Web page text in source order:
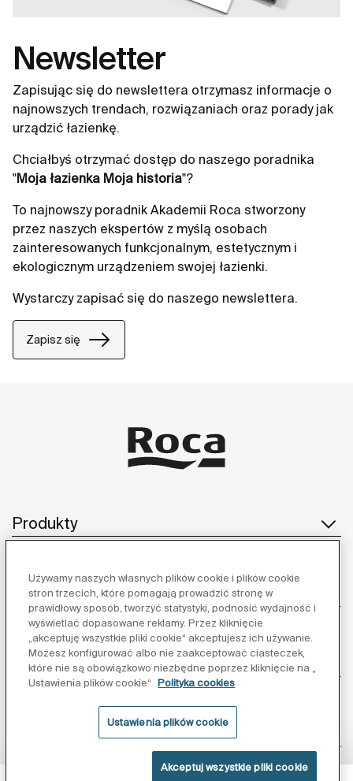
Newsletter
Zapisując się do newslettera otrzymasz informacje o
najnowszych trendach, rozwiązaniach oraz porady jak
urządzić łazienkę.
Chciałbyś otrzymać dostęp do naszego poradnika
"Moja łazienka Moja historia"?
To najnowszy poradnik Akademii Roca stworzony
przez naszych ekspertów z myślą osobach
zainteresowanych funkcjonalnym, estetycznym i
ekologicznym urządzeniem swojej łazienki.
Wystarczy zapisać się do naszego newslettera.
Zapisz się
Produkty
Obsługa klienta
O nas
Obserwuj nas:
Używamy naszych własnych plików cookie i plików cookie
stron trzecich, które pomagają prowadzić stronę w
prawidłowy sposób, tworzyć statystyki, podnosić wydajność i
wyświetlać dopasowane reklamy. Przez kliknięcie
„akceptuję wszystkie pliki cookie“ akceptujesz ich używanie.
Możesz konfigurować albo nie zaakceptować ciasteczek,
które nie są obowiązkowo niezbędne poprzez kliknięcie na „
Ustawienia plików cookie“
Polityka cookies
Ustawienia plików cookie
Akceptuj wszystkie pliki cookie